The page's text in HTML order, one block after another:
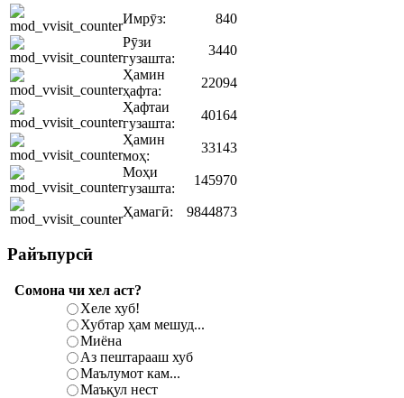
Имрӯз:
840
Рӯзи
гузашта:
3440
Ҳамин
ҳафта:
22094
Ҳафтаи
гузашта:
40164
Ҳамин
моҳ:
33143
Моҳи
гузашта:
145970
Ҳамагӣ: 9844873
Райъпурсӣ
Сомона чи хел аст?
Хеле хуб!
Хубтар ҳам мешуд...
Миёна
Аз пештарааш хуб
Маълумот кам...
Маъқул нест